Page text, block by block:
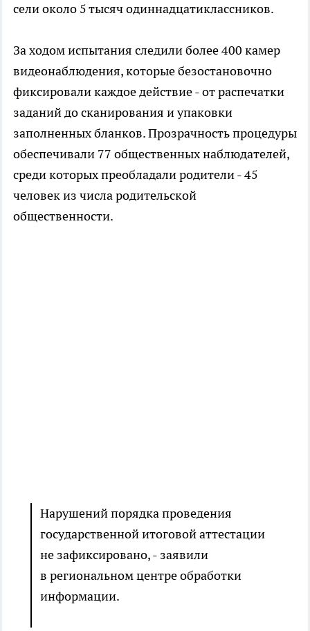
сели около 5 тысяч одиннадцатиклассников.
За ходом испытания следили более 400 камер
видеонаблюдения, которые безостановочно
фиксировали каждое действие - от распечатки
заданий до сканирования и упаковки
заполненных бланков. Прозрачность процедуры
обеспечивали 77 общественных наблюдателей,
среди которых преобладали родители - 45
человек из числа родительской
общественности.
Нарушений порядка проведения
государственной итоговой аттестации
не зафиксировано, - заявили
в региональном центре обработки
информации.